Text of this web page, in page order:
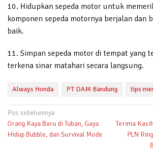
10. Hidupkan sepeda motor untuk
komponen sepeda motornya berjalan dan
baik.
11. Simpan sepeda motor di tempat yang
terkena sinar matahari secara langsung.
Always Honda PT DAM Bandung tips
Navigasi
pos
Pos sebelumnya
Orang Kaya Baru di Tuban, Gaya
Hidup Bubble, dan Survival Mode
Terima
PLN